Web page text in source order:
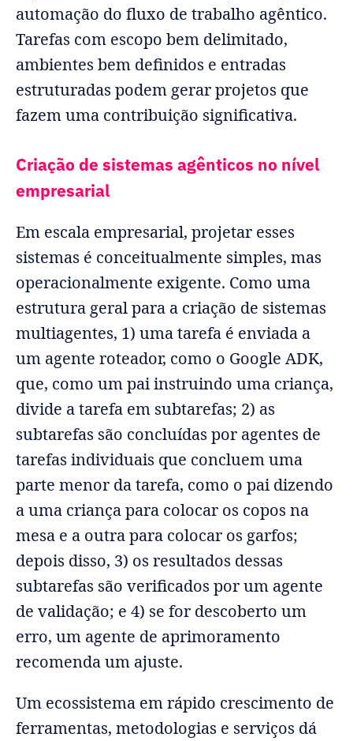
automação do fluxo de trabalho agêntico.
Tarefas com escopo bem delimitado,
ambientes bem definidos e entradas
estruturadas podem gerar projetos que
fazem uma contribuição significativa.
Criação de sistemas agênticos no nível
empresarial
Em escala empresarial, projetar esses
sistemas é conceitualmente simples, mas
operacionalmente exigente. Como uma
estrutura geral para a criação de sistemas
multiagentes, 1) uma tarefa é enviada a
um agente roteador, como o Google ADK,
que, como um pai instruindo uma criança,
divide a tarefa em subtarefas; 2) as
subtarefas são concluídas por agentes de
tarefas individuais que concluem uma
parte menor da tarefa, como o pai dizendo
a uma criança para colocar os copos na
mesa e a outra para colocar os garfos;
depois disso, 3) os resultados dessas
subtarefas são verificados por um agente
de validação; e 4) se for descoberto um
erro, um agente de aprimoramento
recomenda um ajuste.
Um ecossistema em rápido crescimento de
ferramentas, metodologias e serviços dá